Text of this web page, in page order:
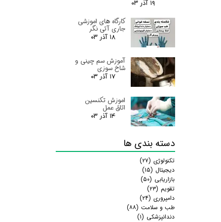
۱۹ آذر ۰۳
کارگاه های اموزشی
جاری آتی نگر
۱۸ آذر ۰۳
آموزش سم چینی و
شاخ سوزی
۱۷ آذر ۰۳
اموزش تکنسین
اتاق عمل
۱۴ آذر ۰۳
دسته بندی ها
تکنولوژی (۲۷)
دیجیتال (۱۵)
بازاریابی (۵۰)
تقویم (۲۳)
دامپروری (۲۴)
طب و سلامت (۸۸)
دندانپزشکی (۱)